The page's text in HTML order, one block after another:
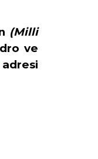
(Milli
ve
adresi